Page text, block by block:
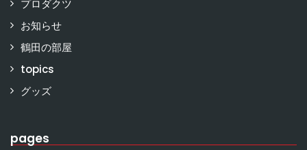
プロダクツ
お知らせ
鶴田の部屋
topics
グッズ
pages